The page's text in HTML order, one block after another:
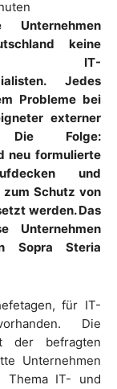
keine
IT-
Jedes
Probleme bei
externer
Die Folge:
neu formulierte
und
Schutz von
werden. Das
Unternehmen
Sopra Steria
für IT-
Die
der befragten
Unternehmen
Thema IT- und